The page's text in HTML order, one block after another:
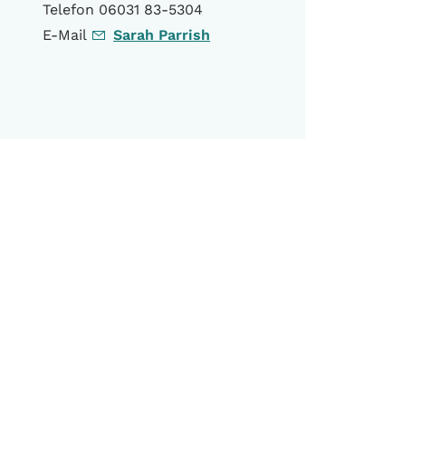
Telefon 06031 83-5304
E-Mail
Sarah Parrish